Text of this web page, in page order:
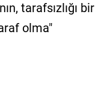
tarafsızlığı bir
olma"